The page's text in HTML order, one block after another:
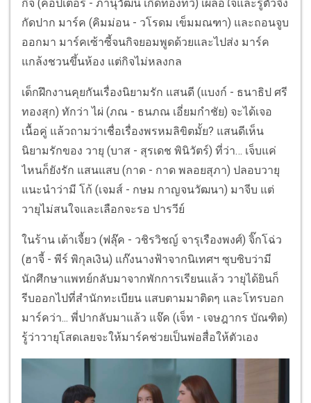
กิจ (คอปเตอร์ - ภานุวัฒน์ เกิดทองทวี) เผลอใจและรู้ตัวจึง
กัดปาก มาร์ค (คิมม่อน - วโรดม เข็มมณฑา) และถอนจูบ
ออกมา มาร์คเซ้าซี้จนกิจยอมพูดด้วยและไปส่ง มาร์ค
แกล้งชวนขึ้นห้อง แต่กิจไม่หลงกล
เด็กฝึกงานคุยกันเรื่องนิยามรัก แสนดี (แบงก์ - ธนาธิป ศรี
ทองสุก) ทักว่า ไผ่ (ภณ - ธนภณ เอี่ยมกำชัย) จะได้เจอ
เนื้อคู่ แล้วถามว่าเชื่อเรื่องพรหมลิขิตมั้ย? แสนดีเห็น
นิยามรักของ วายุ (บาส - สุรเดช พินิวัตร์) ที่ว่า… เจ็บแค่
ไหนก็ยังรัก แสนแสบ (กาด - กาด พลอยสุภา) ปลอบวายุ
แนะนำว่ามี โก้ (เจมส์ - กษม กาญจนวัฒนา) มาจีบ แต่
วายุไม่สนใจและเลือกจะรอ ปารวีย์
ในร้าน เต้าเจี้ยว (ฟลุ๊ค - วชิรวิชญ์ จารุเรืองพงศ์) จิ๊กโฉ่ว
(ฮาจี้ - พีร์ พิกุลเงิน) แก๊งนางฟ้าจากนิเทศฯ ซุบซิบว่ามี
นักศึกษาแพทย์กลับมาจากพักการเรียนแล้ว วายุได้ยินก็
รีบออกไปที่สำนักทะเบียน แสบตามมาติดๆ และโทรบอก
มาร์คว่า... พี่ปากลับมาแล้ว แจ๊ค (เจ็ท - เจษฎากร บัณฑิต)
รู้ว่าวายุโสดเลยจะให้มาร์คช่วยเป็นพ่อสื่อให้ตัวเอง